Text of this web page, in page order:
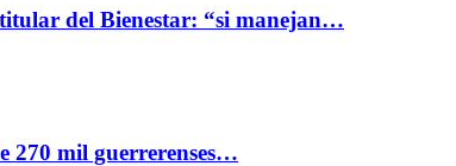
del Bienestar: “si manejan…
270 mil guerrerenses…